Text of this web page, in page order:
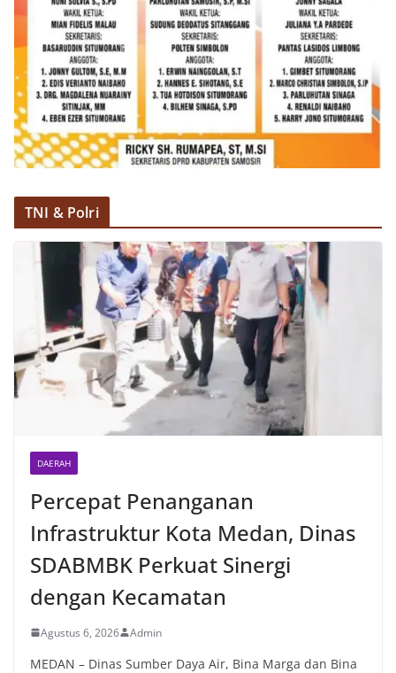
TNI & Polri
DAERAH
Percepat Penanganan
Infrastruktur Kota Medan, Dinas
SDABMBK Perkuat Sinergi
dengan Kecamatan
Agustus 6, 2026 Admin
MEDAN – Dinas Sumber Daya Air, Bina Marga dan Bina